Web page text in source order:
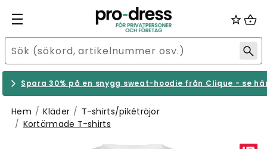
Spara 30% på en snygg sweat-hoodie från Clique - se
Hem Kläder
T-shirts/pikétröjor
Kortärmade T-shirts